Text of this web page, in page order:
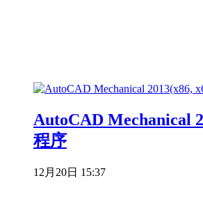
AutoCAD Mechanical
程序
12月20日 15:37